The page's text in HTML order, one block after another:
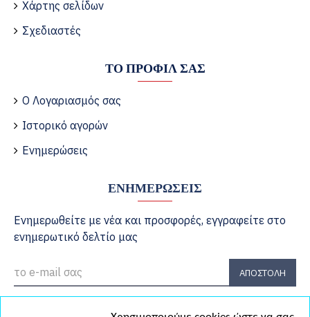
Χάρτης σελίδων
Σχεδιαστές
ΤΟ ΠΡΟΦΊΛ ΣΑΣ
Ο Λογαριασμός σας
Ιστορικό αγορών
Ενημερώσεις
ΕΝΗΜΕΡΏΣΕΙΣ
Ενημερωθείτε με νέα και προσφορές, εγγραφείτε στο
ενημερωτικό δελτίο μας
ΑΠΟΣΤΟΛΉ